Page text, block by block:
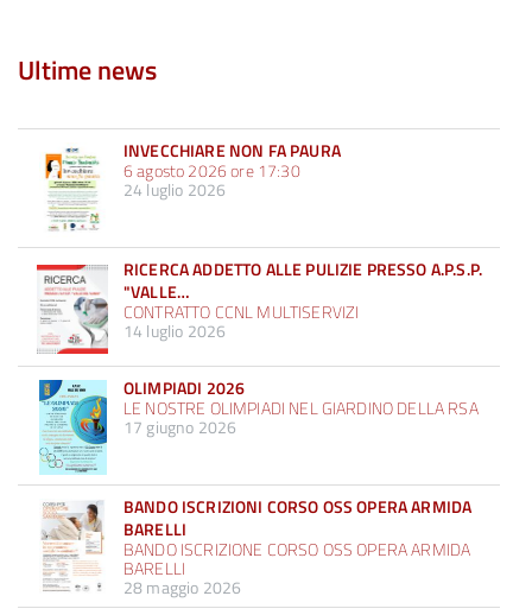
Ultime news
INVECCHIARE NON FA PAURA
6 agosto 2026 ore 17:30
24 luglio 2026
RICERCA ADDETTO ALLE PULIZIE PRESSO A.P.S.P.
"VALLE…
CONTRATTO CCNL MULTISERVIZI
14 luglio 2026
OLIMPIADI 2026
LE NOSTRE OLIMPIADI NEL GIARDINO DELLA RSA
17 giugno 2026
BANDO ISCRIZIONI CORSO OSS OPERA ARMIDA
BARELLI
BANDO ISCRIZIONE CORSO OSS OPERA ARMIDA
BARELLI
28 maggio 2026